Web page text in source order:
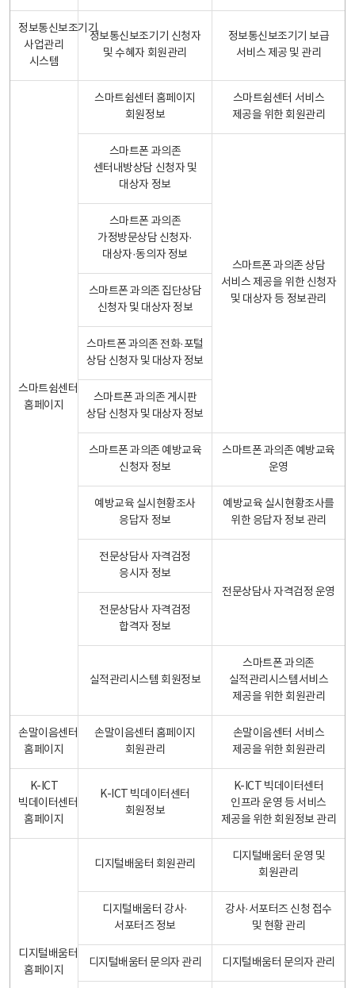
정보통신보조기기
사업관리
시스템
정보통신보조기기 신청자
및 수혜자 회원관리
정보통신보조기기 보급
서비스 제공 및 관리
스마트쉼센터
홈페이지
스마트쉼센터 홈페이지
회원정보
스마트쉼센터 서비스
제공을 위한 회원관리
스마트폰 과의존
센터내방상담 신청자 및
대상자 정보
스마트폰 과의존 상담
서비스 제공을 위한 신청자
및 대상자 등 정보관리
스마트폰 과의존
가정방문상담 신청자·
대상자·동의자 정보
스마트폰 과의존 집단상담
신청자 및 대상자 정보
스마트폰 과의존 전화·포털
상담 신청자 및 대상자 정보
스마트폰 과의존 게시판
상담 신청자 및 대상자 정보
스마트폰 과의존 예방교육
신청자 정보
스마트폰 과의존 예방교육
운영
예방교육 실시현황조사
응답자 정보
예방교육 실시현황조사를
위한 응답자 정보 관리
전문상담사 자격검정
응시자 정보
전문상담사 자격검정 운영
전문상담사 자격검정
합격자 정보
실적관리시스템 회원정보
스마트폰 과의존
실적관리시스템서비스
제공을 위한 회원관리
손말이음센터
홈페이지
손말이음센터 홈페이지
회원관리
손말이음센터 서비스
제공을 위한 회원관리
K-ICT
빅데이터센터
홈페이지
K-ICT 빅데이터센터
회원정보
K-ICT 빅데이터센터
인프라 운영 등 서비스
제공을 위한 회원정보 관리
디지털배움터
홈페이지
디지털배움터 회원관리
디지털배움터 운영 및
회원관리
디지털배움터 강사·
서포터즈 정보
강사·서포터즈 신청 접수
및 현황 관리
디지털배움터 문의자 관리 디지털배움터 문의자 관리